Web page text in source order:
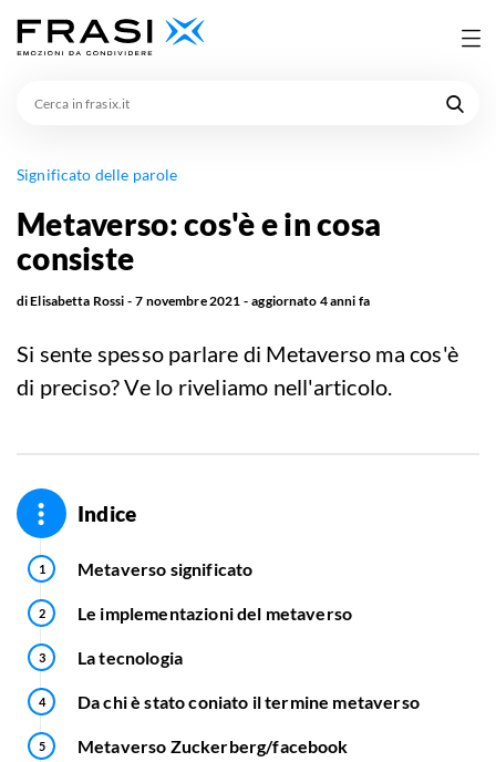
Significato delle parole
Metaverso: cos'è e in cosa
consiste
diElisabetta Rossi 7 novembre 2021 aggiornato 4 anni fa
Si sente spesso parlare di Metaverso ma cos'è
di preciso? Ve lo riveliamo nell'articolo.
Indice
Metaverso significato
Le implementazioni del metaverso
La tecnologia
Da chi è stato coniato il termine metaverso
Metaverso Zuckerberg/facebook